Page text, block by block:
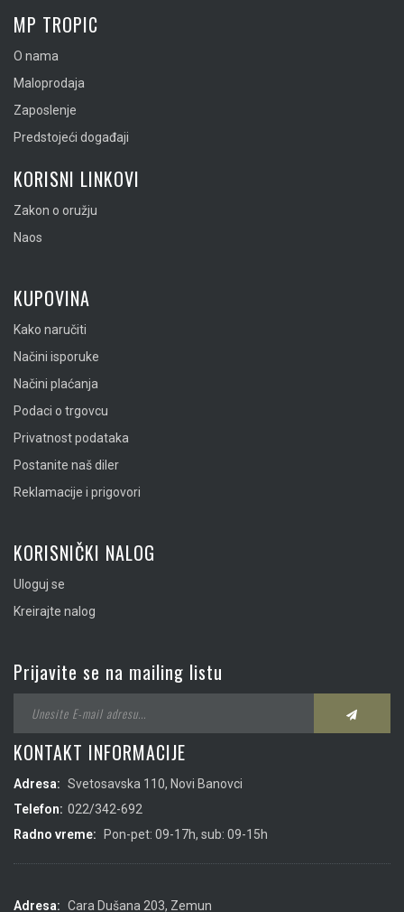
MP TROPIC
O nama
Maloprodaja
Zaposlenje
Predstojeći događaji
KORISNI LINKOVI
Zakon o oružju
Naos
KUPOVINA
Kako naručiti
Načini isporuke
Načini plaćanja
Podaci o trgovcu
Privatnost podataka
Postanite naš diler
Reklamacije i prigovori
KORISNIČKI NALOG
Uloguj se
Kreirajte nalog
Prijavite se na mailing listu
KONTAKT INFORMACIJE
Adresa: Svetosavska 110, Novi Banovci
Telefon: 022/342-692
Radno vreme:
Pon-pet: 09-17h, sub: 09-15h
Adresa: Cara Dušana 203, Zemun